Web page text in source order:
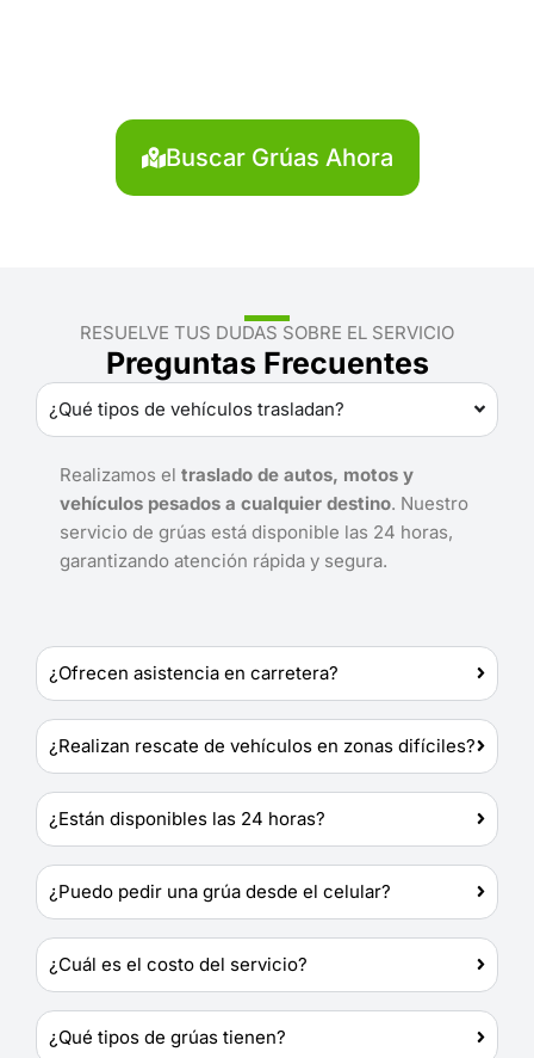
Buscar Grúas Ahora
RESUELVE TUS DUDAS SOBRE EL SERVICIO
Preguntas Frecuentes
¿Qué tipos de vehículos trasladan?
Realizamos el traslado de autos, motos y
vehículos pesados a cualquier destino. Nuestro
servicio de grúas está disponible las 24 horas,
garantizando atención rápida y segura.
¿Ofrecen asistencia en carretera?
¿Realizan rescate de vehículos en zonas difíciles?
¿Están disponibles las 24 horas?
¿Puedo pedir una grúa desde el celular?
¿Cuál es el costo del servicio?
¿Qué tipos de grúas tienen?